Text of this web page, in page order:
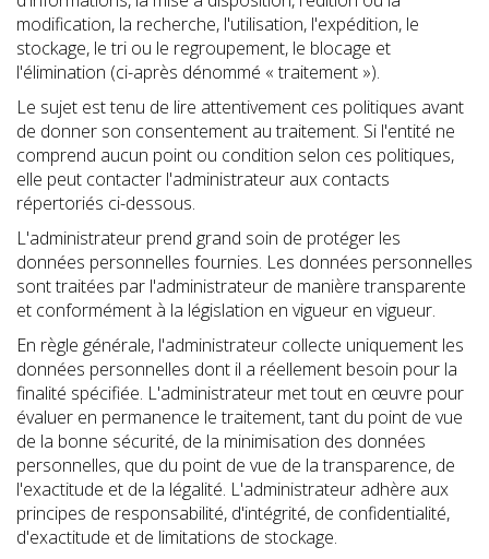
modification, la recherche, l'utilisation, l'expédition, le
stockage, le tri ou le regroupement, le blocage et
l'élimination (ci-après dénommé « traitement »).
Le sujet est tenu de lire attentivement ces politiques avant
de donner son consentement au traitement. Si l'entité ne
comprend aucun point ou condition selon ces politiques,
elle peut contacter l'administrateur aux contacts
répertoriés ci-dessous.
L'administrateur prend grand soin de protéger les
données personnelles fournies. Les données personnelles
sont traitées par l'administrateur de manière transparente
et conformément à la législation en vigueur en vigueur.
En règle générale, l'administrateur collecte uniquement les
données personnelles dont il a réellement besoin pour la
finalité spécifiée. L'administrateur met tout en œuvre pour
évaluer en permanence le traitement, tant du point de vue
de la bonne sécurité, de la minimisation des données
personnelles, que du point de vue de la transparence, de
l'exactitude et de la légalité. L'administrateur adhère aux
principes de responsabilité, d'intégrité, de confidentialité,
d'exactitude et de limitations de stockage.